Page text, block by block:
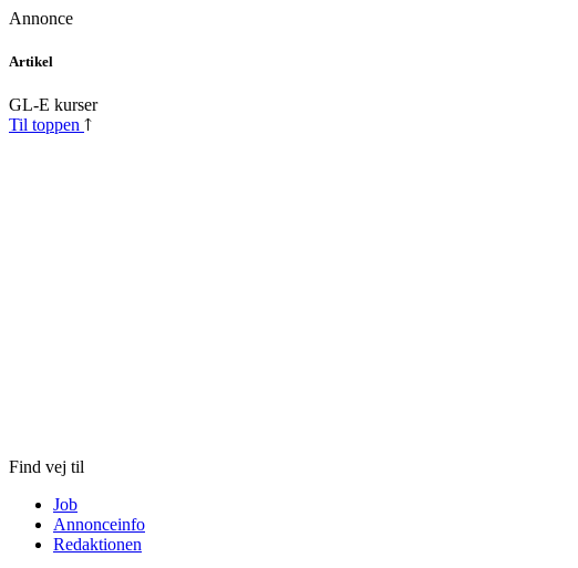
Annonce
Skip
content
Artikel
GL-E kurser
Til toppen
Find vej til
Job
Annonceinfo
Redaktionen